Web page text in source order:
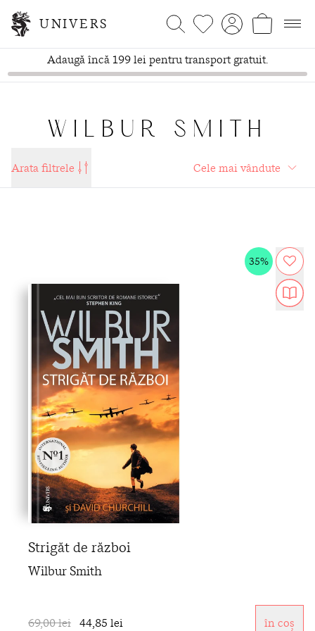
UNIVERS
Adaugă încă 199 lei pentru transport gratuit.
WILBUR SMITH
Arata filtrele
35%
Strigăt de război
Wilbur Smith
69,00 lei 44,85 lei în coș